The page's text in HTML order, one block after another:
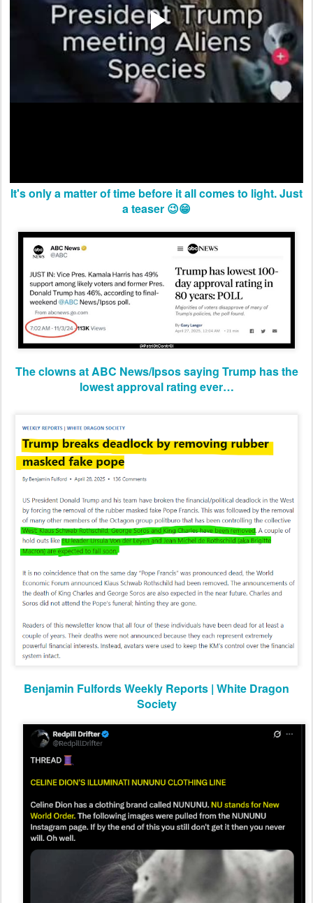
It's only a matter of time before it all comes to light. Just
a teaser 😉😁
The clowns at ABC News/Ipsos saying Trump has the
lowest approval rating ever…
Benjamin Fulfords Weekly Reports | White Dragon
Society